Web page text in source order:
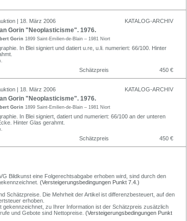
| 18. März 2006 KATALOG-ARCHIV
Gorin "Neoplasticisme". 1976.
Gorin 1899 Saint-Emilien-de-Blain – 1981 Niort
In Blei signiert und datiert u.re, u.li. numeriert: 66/100. Hinter
Schätzpreis 450 €
| 18. März 2006 KATALOG-ARCHIV
Gorin "Neoplasticisme". 1976.
Gorin 1899 Saint-Emilien-de-Blain – 1981 Niort
In Blei signiert, datiert und numeriert: 66/100 an der unteren
Hinter Glas gerahmt.
Schätzpreis 450 €
Bildkunst eine Folgerechtsabgabe erhoben wird, sind durch den
(Versteigerungsbedingungen Punkt 7.4.)
Schätzpreise. Die Mehrheit der Artikel ist differenzbesteuert, auf den
erhoben.
gekennzeichnet, zu Ihrer Information ist der Schätzpreis zusätzlich
und Gebote sind Nettopreise. (Versteigerungsbedingungen Punkt